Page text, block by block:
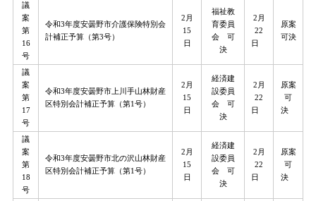
議
案
第
16
号
令和3年度安曇野市介護保険特別会
計補正予算（第3号）
2月
15
日
福祉教
育委員
会 可
決
2月
22
日
原案
可決
議
案
第
17
号
令和3年度安曇野市上川手山林財産
区特別会計補正予算（第1号）
2月
15
日
経済建
設委員
会 可
決
2月
22
日
原案
可
決
議
案
第
18
号
令和3年度安曇野市北の沢山林財産
区特別会計補正予算（第1号）
2月
15
日
経済建
設委員
会 可
決
2月
22
日
原案
可
決